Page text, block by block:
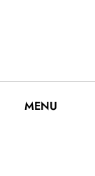
MENU